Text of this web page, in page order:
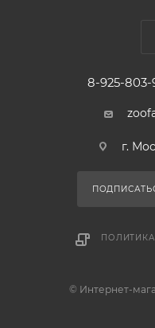
8-925-803-
г.
© Интернет-